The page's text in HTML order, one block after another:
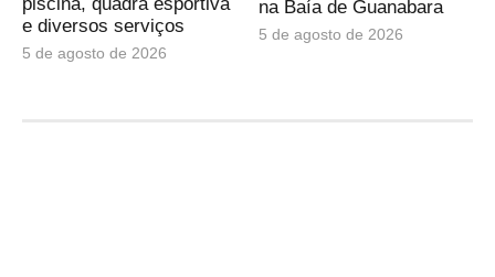
e diversos serviços
5 de agosto de 2026
na Baía de Guanabara
5 de agosto de 2026